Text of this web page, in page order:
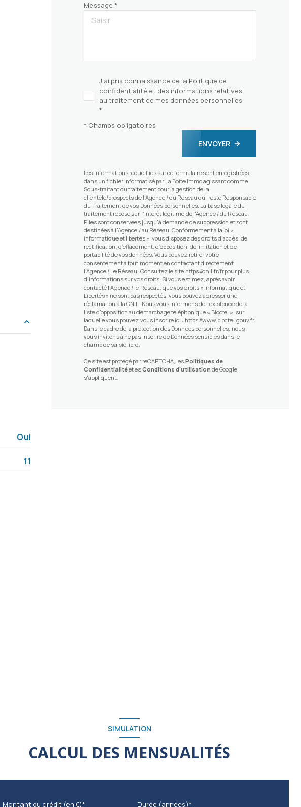
18.20 m²
5.14 m²
Oui
11
Message *
J'ai pris connaissance de la Politique de
confidentialité et des informations relatives
au traitement de mes données personnelles
*
* Champs obligatoires
ENVOYER
Les informations recueillies sur ce formulaire sont enregistrées
dans un fichier informatisé par La Boite Immo agissant comme
Sous-traitant du traitement pour la gestion de la
clientèle/prospects de l'Agence / du Réseau qui reste Responsable
du Traitement de vos Données personnelles. La base légale du
traitement repose sur l'intérêt légitime de l'Agence / du Réseau.
Elles sont conservées jusqu'à demande de suppression et sont
destinées à l'Agence / au Réseau. Conformément à la loi «
informatique et libertés », vous disposez des droits d’accès, de
rectification, d’effacement, d’opposition, de limitation et de
portabilité de vos données. Vous pouvez retirer votre
consentement à tout moment en contactant directement
l’Agence / Le Réseau. Consultez le site https://cnil.fr/frpour plus
d’informations sur vos droits. Si vous estimez, après avoir
contacté l'Agence / le Réseau, que vos droits « Informatique et
Libertés » ne sont pas respectés, vous pouvez adresser une
réclamation à la CNIL. Nous vous informons de l’existence de la
liste d'opposition au démarchage téléphonique « Bloctel », sur
laquelle vous pouvez vous inscrire ici : https://www.bloctel.gouv.fr.
Dans le cadre de la protection des Données personnelles, nous
vous invitons à ne pas inscrire de Données sensibles dans le
champ de saisie libre.
Ce site est protégé par reCAPTCHA, lesPolitiques de
Confidentialitéet esConditions d'utilisation de Google
s'appliquent.
SIMULATION
CALCUL DES MENSUALITÉS
Montant du crédit (en €)* Durée (années)*